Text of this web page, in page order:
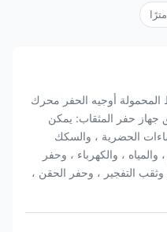
أوجيه الحفر محرك
حفر المثقاب: يمكن
الحضرية ، والسكك
، والكهرباء ، وحفر
، وحفر الحقن ،